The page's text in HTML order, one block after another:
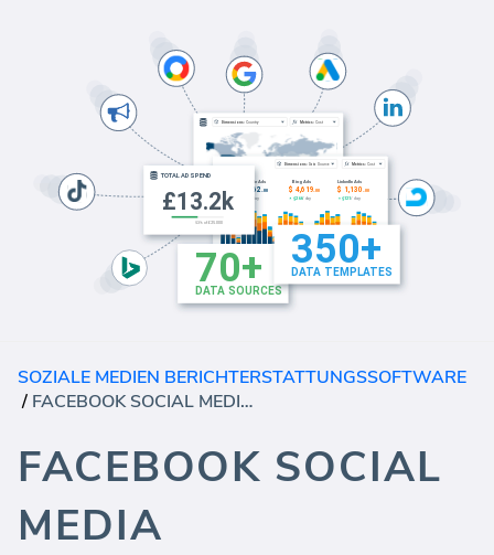
SOZIALE MEDIEN BERICHTERSTATTUNGSSOFTWARE
/
FACEBOOK SOCIAL MEDIA BERICHTSVORLAGE (BERICHT)
FACEBOOK SOCIAL
MEDIA